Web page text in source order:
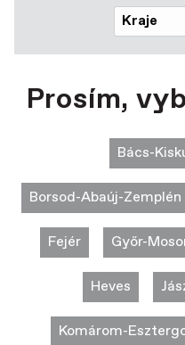
Kraje
Prosím,
Bács-
Borsod-Abaúj-Zemplén
Fejér Győr-
Heves
Komárom-